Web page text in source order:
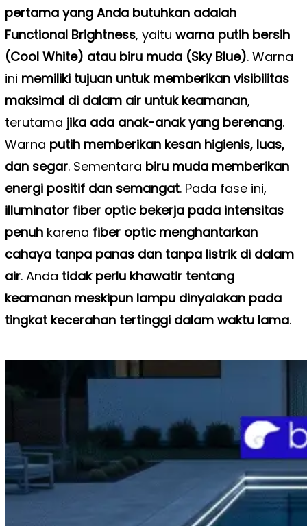
pertama yang Anda butuhkan adalah
Functional Brightness, yaitu warna putih bersih
(Cool White) atau biru muda (Sky Blue). Warna
ini memiliki tujuan untuk memberikan visibilitas
maksimal di dalam air untuk keamanan,
terutama jika ada anak-anak yang berenang.
Warna putih memberikan kesan higienis, luas,
dan segar. Sementara biru muda memberikan
energi positif dan semangat. Pada fase ini,
illuminator fiber optic bekerja pada intensitas
penuhkarena fiber optic menghantarkan
cahaya tanpa panas dan tanpa listrik di dalam
air. Anda tidak perlu khawatir tentang
keamanan meskipun lampu dinyalakan pada
tingkat kecerahan tertinggi dalam waktu lama.